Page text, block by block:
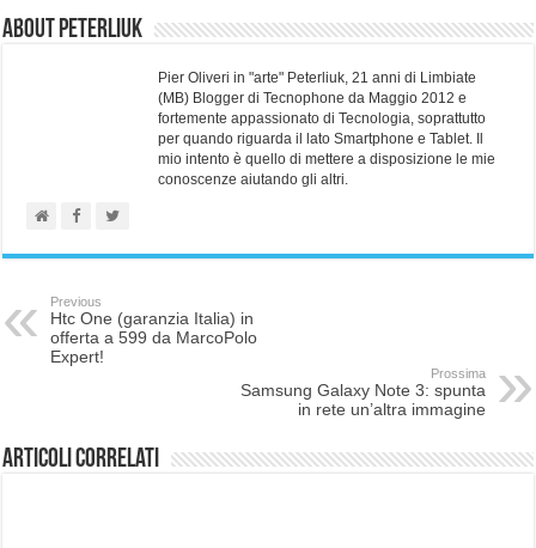
About Peterliuk
Pier Oliveri in "arte" Peterliuk, 21 anni di Limbiate
(MB) Blogger di Tecnophone da Maggio 2012 e
fortemente appassionato di Tecnologia, soprattutto
per quando riguarda il lato Smartphone e Tablet. Il
mio intento è quello di mettere a disposizione le mie
conoscenze aiutando gli altri.
Previous
Htc One (garanzia Italia) in
offerta a 599 da MarcoPolo
Expert!
Prossima
Samsung Galaxy Note 3: spunta
in rete un’altra immagine
Articoli correlati